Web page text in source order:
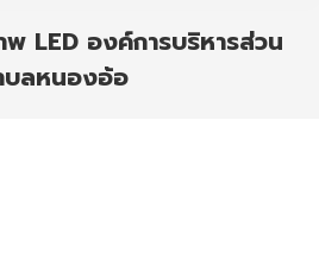
LED องค์การบริหารส่วน
บลหนองอ้อ